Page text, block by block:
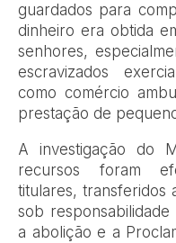
guardados para
dinheiro era obtida
senhores,
escravizados
como comércio
prestação de
A investigação do
recursos foram
titulares, transferidos
sob
a abolição e a